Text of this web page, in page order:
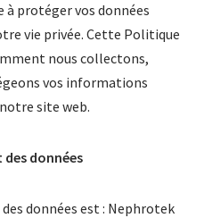
à protéger vos données
vie privée. Cette Politique
nous collectons,
vos informations
site web.
données
données est : Nephrotek